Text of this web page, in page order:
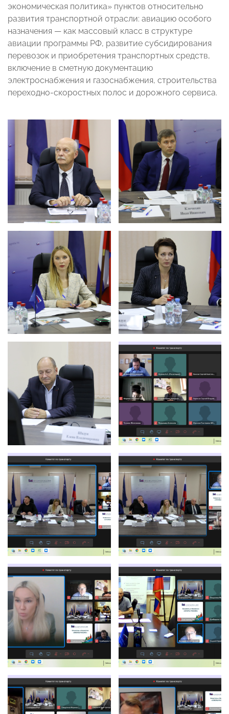
экономическая политика» пунктов относительно
развития транспортной отрасли: авиацию особого
назначения — как массовый класс в структуре
авиации программы РФ, развитие субсидирования
перевозок и приобретения транспортных средств,
включение в сметную документацию
электроснабжения и газоснабжения, строительства
переходно-скоростных полос и дорожного сервиса.